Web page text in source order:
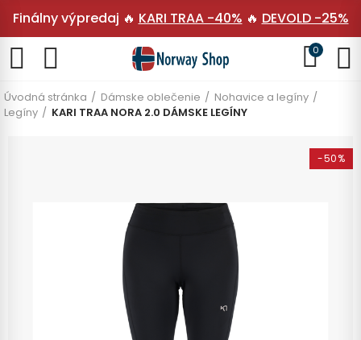
Finálny výpredaj 🔥 KARI TRAA -40% 🔥 DEVOLD -25%
0
Úvodná stránka Dámske oblečenie
Nohavice a legíny
Legíny
KARI TRAA NORA 2.0 DÁMSKE LEGÍNY
-50%